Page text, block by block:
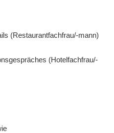
(Restaurantfachfrau/-mann)
(Hotelfachfrau/-